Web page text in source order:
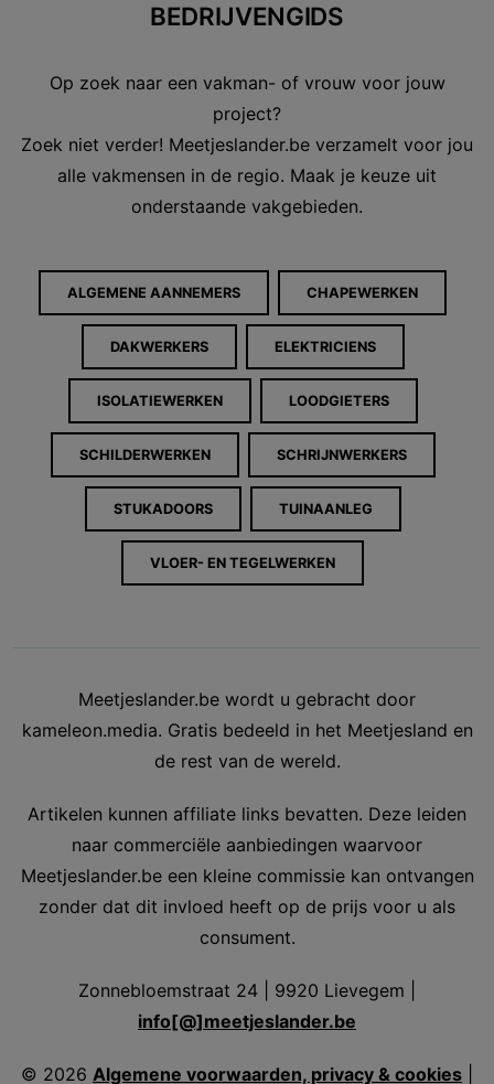
BEDRIJVENGIDS
Op zoek naar een vakman- of vrouw voor jouw
project?
Zoek niet verder! Meetjeslander.be verzamelt voor jou
alle vakmensen in de regio. Maak je keuze uit
onderstaande vakgebieden.
ALGEMENE AANNEMERS CHAPEWERKEN
DAKWERKERS ELEKTRICIENS
ISOLATIEWERKEN LOODGIETERS
SCHILDERWERKEN SCHRIJNWERKERS
STUKADOORS TUINAANLEG
VLOER- EN TEGELWERKEN
Meetjeslander.be wordt u gebracht door
kameleon.media. Gratis bedeeld in het Meetjesland en
de rest van de wereld.
Artikelen kunnen affiliate links bevatten. Deze leiden
naar commerciële aanbiedingen waarvoor
Meetjeslander.be een kleine commissie kan ontvangen
zonder dat dit invloed heeft op de prijs voor u als
consument.
Zonnebloemstraat 24 | 9920 Lievegem |
info[@]meetjeslander.be
© 2026 Algemene voorwaarden, privacy & cookies